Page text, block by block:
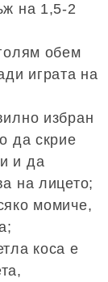
на 1,5-2
обем
играта на
избран
да скрие
и да
на лицето;
момиче,
коса е